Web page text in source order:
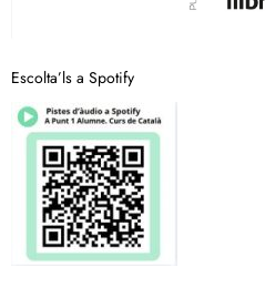
Escolta’ls a Spotify